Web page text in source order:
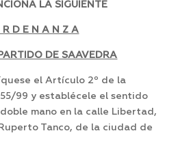
LA SIGUIENTE
R D E N A N Z A
DE SAAVEDRA
el Artículo 2º de la
99 y establécele el sentido
mano en la calle Libertad,
Tanco, de la ciudad de